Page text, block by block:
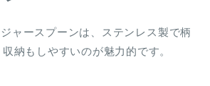
ャースプーンは、ステンレス製で柄
納もしやすいのが魅力的です。